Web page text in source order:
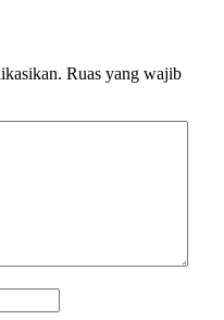
Ruas yang wajib